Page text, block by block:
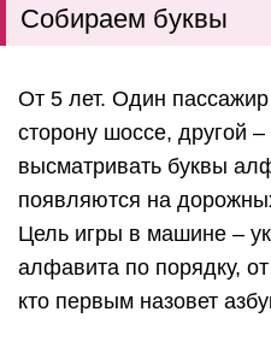
Собираем буквы
От 5 лет. Один
сторону шоссе, другой
высматривать буквы
появляются на
Цель игры в машине –
алфавита по порядку,
кто первым назовет